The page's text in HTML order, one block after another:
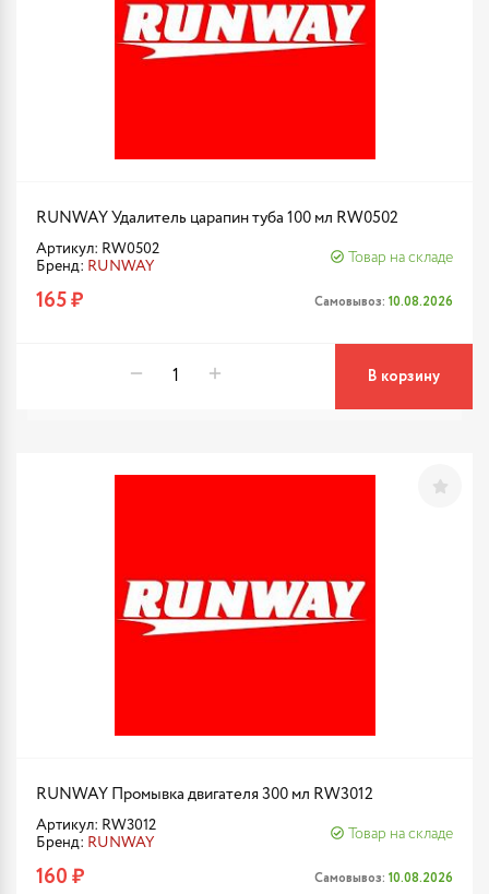
RUNWAY Удалитель царапин туба 100 мл RW0502
Артикул: RW0502
Бренд: RUNWAY
Товар на складе
165 ₽ Самовывоз: 10.08.2026
В корзину
RUNWAY Промывка двигателя 300 мл RW3012
Артикул: RW3012
Бренд: RUNWAY
Товар на складе
160 ₽ Самовывоз: 10.08.2026